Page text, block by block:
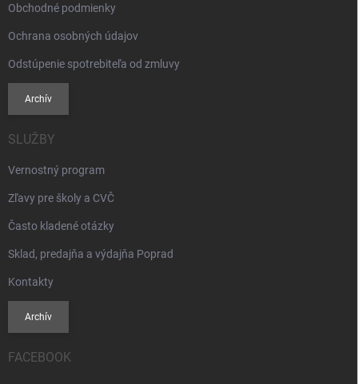
Obchodné podmienky
Ochrana osobných údajov
Odstúpenie spotrebiteľa od zmluvy
Archív
SLUŽBY
Vernostný program
Zľavy pre školy a CVČ
Často kladené otázky
Sklad, predajňa a výdajňa Poprad
Kontakty
Archív
FACEBOOK